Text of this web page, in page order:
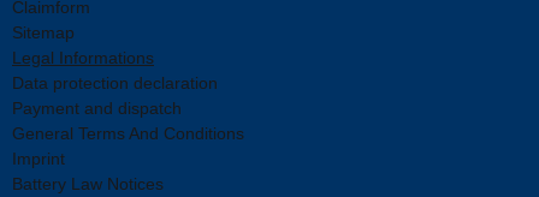
Claimform
Sitemap
Legal Informations
Data protection declaration
Payment and dispatch
General Terms And Conditions
Imprint
Battery Law Notices